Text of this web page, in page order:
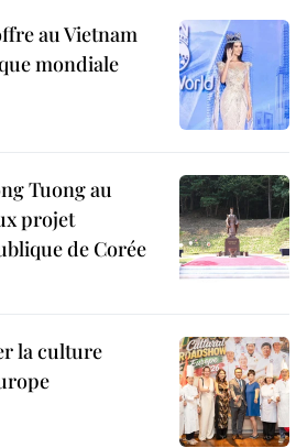
au Vietnam
mondiale
Tuong au
projet
de Corée
la culture